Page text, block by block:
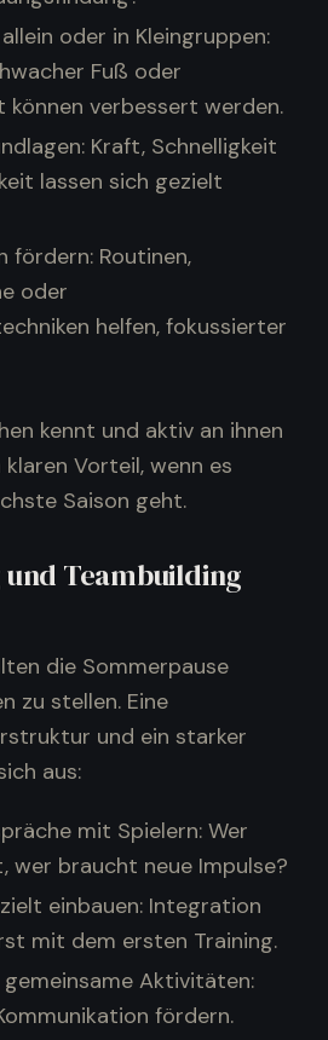
oder in Kleingruppen:
Fuß oder
können verbessert werden.
Kraft, Schnelligkeit
lassen sich gezielt
fördern: Routinen,
oder
helfen, fokussierter
kennt und aktiv an ihnen
Vorteil, wenn es
Saison geht.
Teambuilding
die Sommerpause
zu stellen. Eine
und ein starker
aus:
mit Spielern: Wer
wer braucht neue Impulse?
einbauen: Integration
mit dem ersten Training.
Aktivitäten:
fördern.